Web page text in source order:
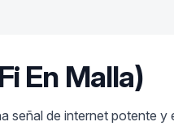
En Malla)
de internet potente